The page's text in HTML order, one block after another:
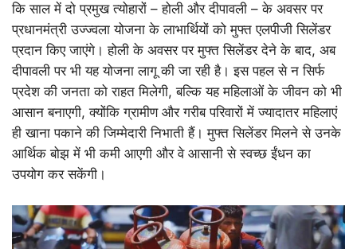
कि साल में दो प्रमुख त्योहारों – होली और दीपावली – के अवसर पर
प्रधानमंत्री उज्ज्वला योजना के लाभार्थियों को मुफ्त एलपीजी सिलेंडर
प्रदान किए जाएंगे। होली के अवसर पर मुफ्त सिलेंडर देने के बाद, अब
दीपावली पर भी यह योजना लागू की जा रही है। इस पहल से न सिर्फ
प्रदेश की जनता को राहत मिलेगी, बल्कि यह महिलाओं के जीवन को भी
आसान बनाएगी, क्योंकि ग्रामीण और गरीब परिवारों में ज्यादातर महिलाएं
ही खाना पकाने की जिम्मेदारी निभाती हैं। मुफ्त सिलेंडर मिलने से उनके
आर्थिक बोझ में भी कमी आएगी और वे आसानी से स्वच्छ ईंधन का
उपयोग कर सकेंगी।